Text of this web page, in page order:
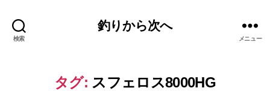
検索
釣りから次へ
メニュー
タグ: スフェロス8000HG